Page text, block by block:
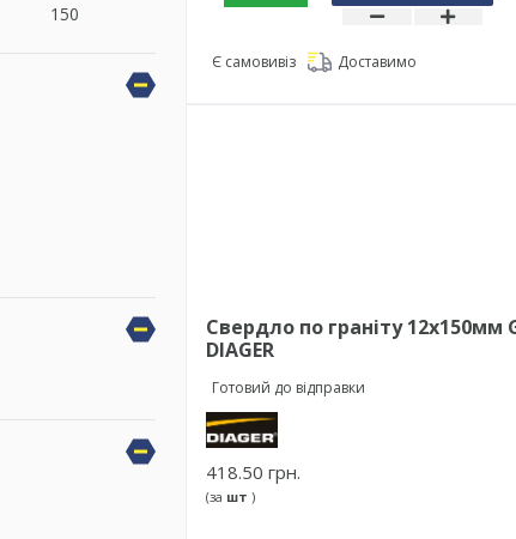
150
Є самовивіз Доставимо
Свердло по граніту 12х150мм
DIAGER
Готовий до відправки
418.50 грн.
(за шт )